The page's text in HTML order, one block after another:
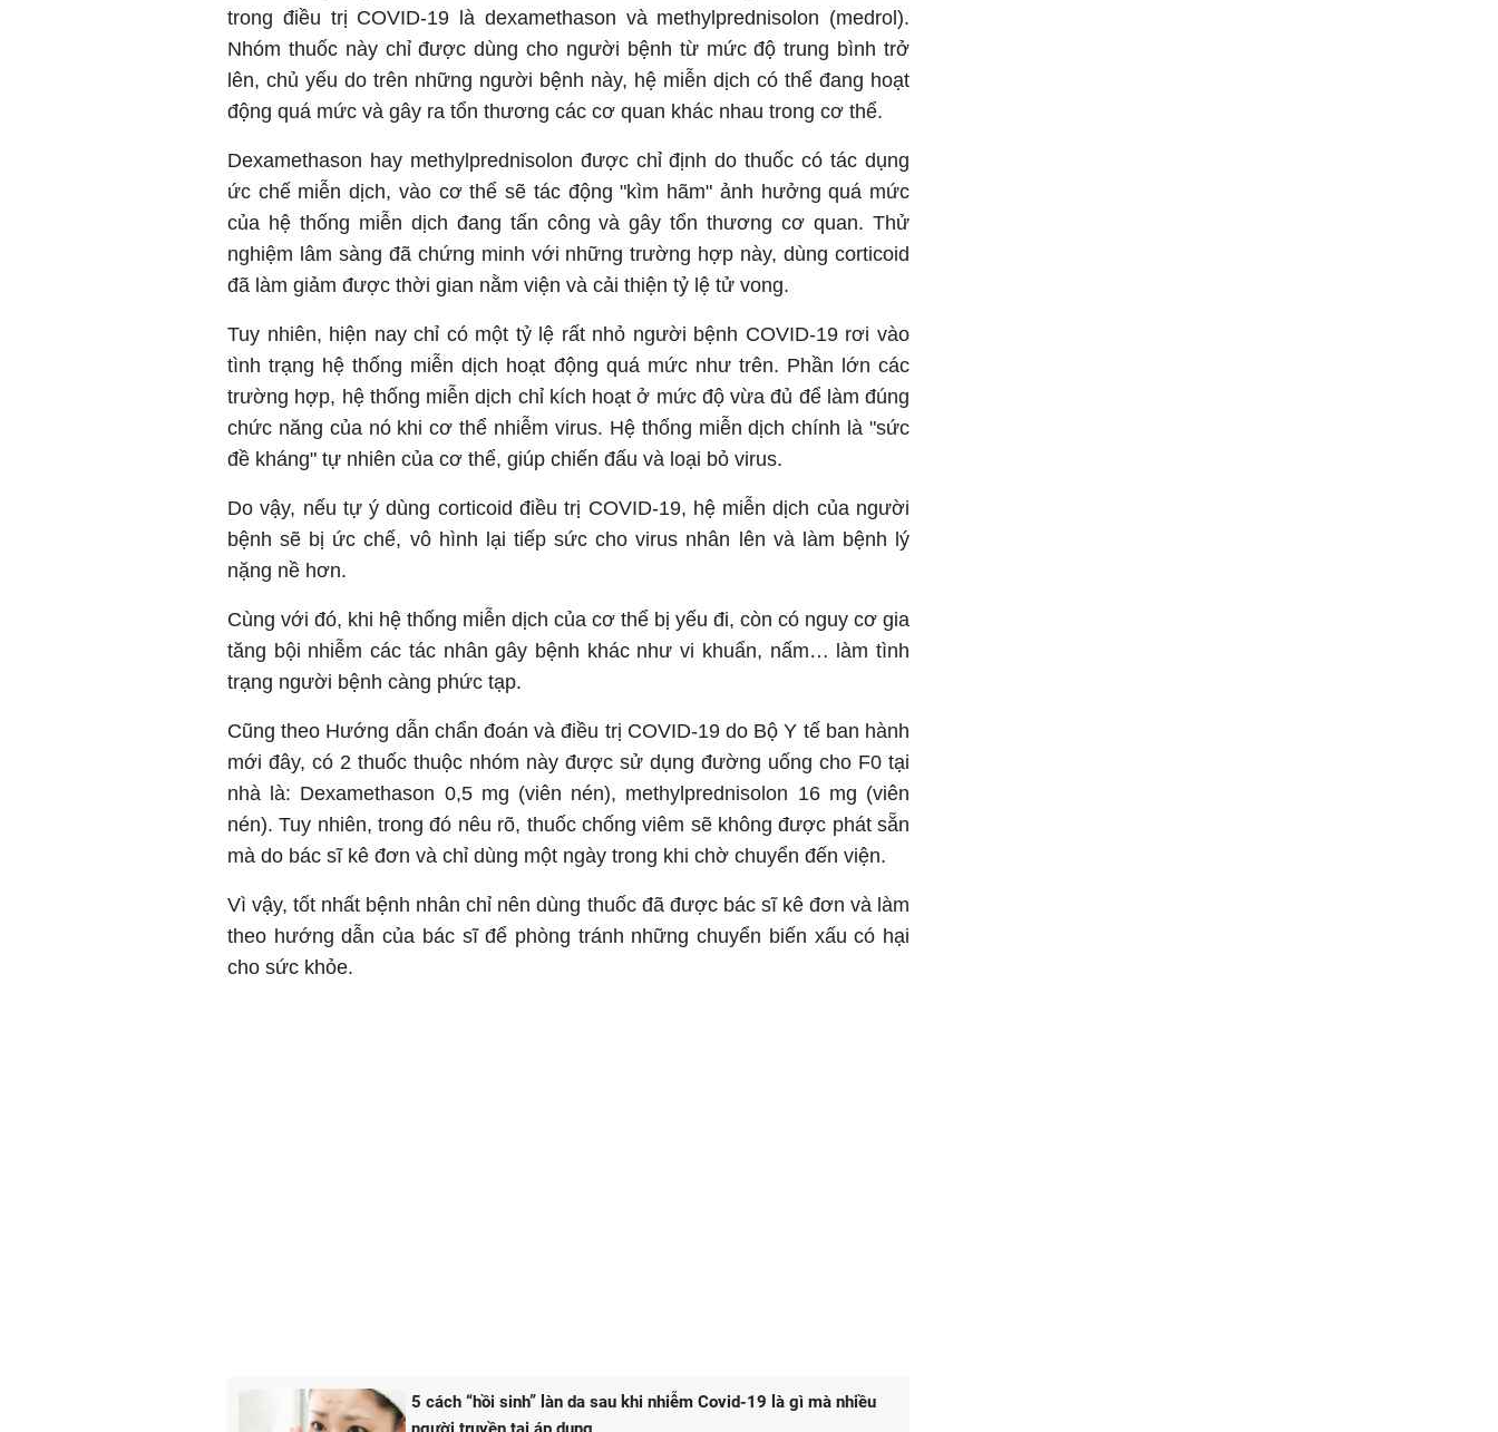
trong điều trị COVID-19 là dexamethason và methylprednisolon (medrol).
Nhóm thuốc này chỉ được dùng cho người bệnh từ mức độ trung bình trở
lên, chủ yếu do trên những người bệnh này, hệ miễn dịch có thể đang hoạt
động quá mức và gây ra tổn thương các cơ quan khác nhau trong cơ thể.
Dexamethason hay methylprednisolon được chỉ định do thuốc có tác dụng
ức chế miễn dịch, vào cơ thể sẽ tác động "kìm hãm" ảnh hưởng quá mức
của hệ thống miễn dịch đang tấn công và gây tổn thương cơ quan. Thử
nghiệm lâm sàng đã chứng minh với những trường hợp này, dùng corticoid
đã làm giảm được thời gian nằm viện và cải thiện tỷ lệ tử vong.
Tuy nhiên, hiện nay chỉ có một tỷ lệ rất nhỏ người bệnh COVID-19 rơi vào
tình trạng hệ thống miễn dịch hoạt động quá mức như trên. Phần lớn các
trường hợp, hệ thống miễn dịch chỉ kích hoạt ở mức độ vừa đủ để làm đúng
chức năng của nó khi cơ thể nhiễm virus. Hệ thống miễn dịch chính là "sức
đề kháng" tự nhiên của cơ thể, giúp chiến đấu và loại bỏ virus.
Do vậy, nếu tự ý dùng corticoid điều trị COVID-19, hệ miễn dịch của người
bệnh sẽ bị ức chế, vô hình lại tiếp sức cho virus nhân lên và làm bệnh lý
nặng nề hơn.
Cùng với đó, khi hệ thống miễn dịch của cơ thể bị yếu đi, còn có nguy cơ gia
tăng bội nhiễm các tác nhân gây bệnh khác như vi khuẩn, nấm… làm tình
trạng người bệnh càng phức tạp.
Cũng theo Hướng dẫn chẩn đoán và điều trị COVID-19 do Bộ Y tế ban hành
mới đây, có 2 thuốc thuộc nhóm này được sử dụng đường uống cho F0 tại
nhà là: Dexamethason 0,5 mg (viên nén), methylprednisolon 16 mg (viên
nén). Tuy nhiên, trong đó nêu rõ, thuốc chống viêm sẽ không được phát sẵn
mà do bác sĩ kê đơn và chỉ dùng một ngày trong khi chờ chuyển đến viện.
Vì vậy, tốt nhất bệnh nhân chỉ nên dùng thuốc đã được bác sĩ kê đơn và làm
theo hướng dẫn của bác sĩ để phòng tránh những chuyển biến xấu có hại
cho sức khỏe.
5 cách “hồi sinh” làn da sau khi nhiễm Covid-19 là gì mà nhiều